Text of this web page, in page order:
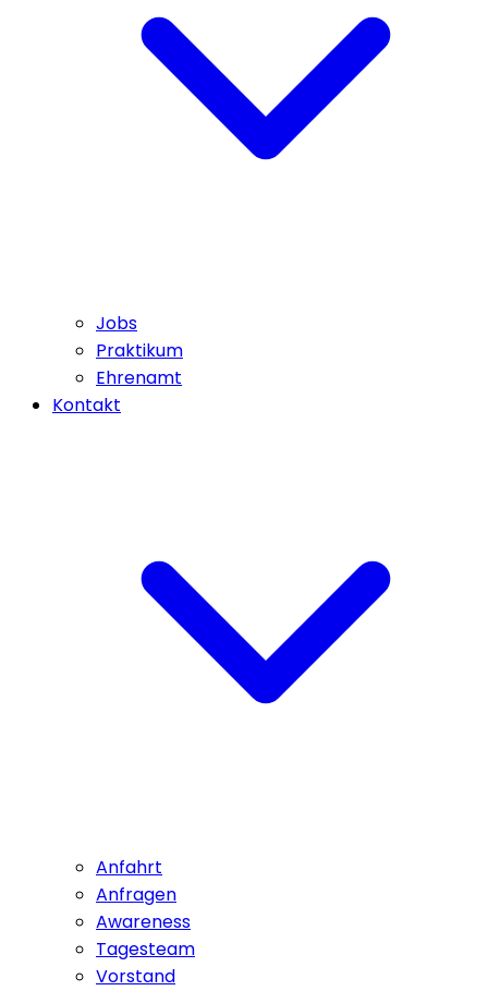
Jobs
Praktikum
Ehrenamt
Kontakt
Anfahrt
Anfragen
Awareness
Tagesteam
Vorstand